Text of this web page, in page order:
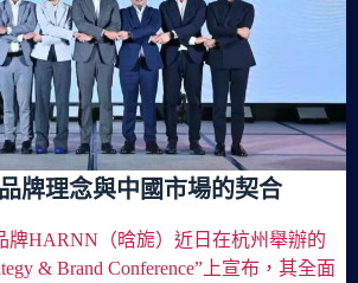
牌理念與中國市場的契合
牌HARNN（晗旎）近日在杭州舉辦的
& Brand Conference”上宣布，其全面